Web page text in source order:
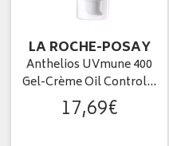
LA ROCHE-POSAY
Anthelios UVmune 400
Gel-Crème Oil Control…
17,69€